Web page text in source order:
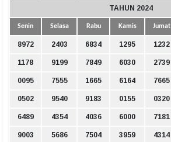
TAHUN 2024
Senin Selasa Rabu Kamis Jumat
8972 2403 6834 1295 1232
1178 9199 7849 6030 2739
0095 7555 1665 6164 7665
0502 9540 9183 0155 0320
6489 4354 4036 6000 7181
9003 5686 7504 3959 4314